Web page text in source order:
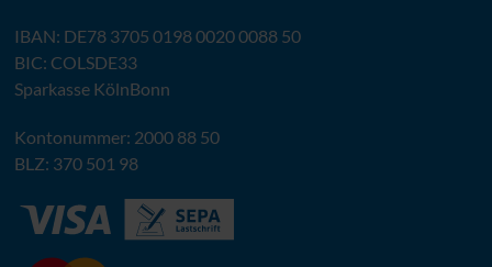
IBAN: DE78 3705 0198 0020 0088 50
BIC: COLSDE33
Sparkasse KölnBonn
Kontonummer: 2000 88 50
BLZ: 370 501 98